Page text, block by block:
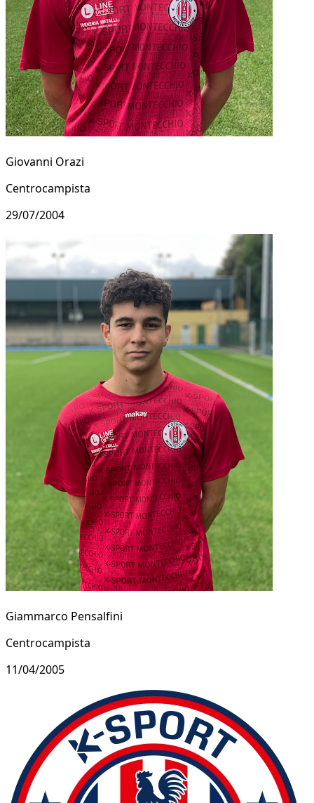
Giovanni Orazi
Centrocampista
29/07/2004
Giammarco Pensalfini
Centrocampista
11/04/2005